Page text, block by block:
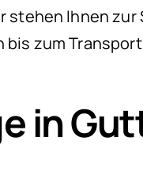
Ihnen
zum
in